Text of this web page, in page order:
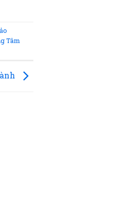
Tâm